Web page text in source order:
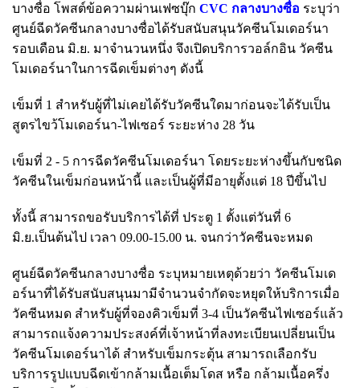
บางซื่อ โพสต์ข้อความผ่านเฟซบุ๊ก CVC กลางบางซื่อ ระบุว่า
ศูนย์ฉีดวัคซีนกลางบางซื่อได้รับสนับสนุนวัคซีนโมเดอร์นา
รอบเดือน มิ.ย. มาจำนวนหนึ่ง จึงเปิดบริการวอล์กอิน วัคซีน
โมเดอร์นาในการฉีดเข็มต่างๆ ดังนี้
เข็มที่ 1 สำหรับผู้ที่ไม่เคยได้รับวัคซีนใดมาก่อนจะได้รับเป็น
สูตรไขว้โมเดอร์นา-ไฟเซอร์ ระยะห่าง 28 วัน
เข็มที่ 2 - 5 การฉีดวัคซีนโมเดอร์นา โดยระยะห่างขึ้นกับชนิด
วัคซีนในเข็มก่อนหน้านี้ และเป็นผู้ที่มีอายุตั้งแต่ 18 ปีขึ้นไป
ทั้งนี้ สามารถขอรับบริการได้ที่ ประตู 1 ตั้งแต่วันที่ 6
มิ.ย.เป็นต้นไป เวลา 09.00-15.00 น. จนกว่าวัคซีนจะหมด
ศูนย์ฉีดวัคซีนกลางบางซื่อ ระบุหมายเหตุด้วยว่า วัคซีนโมเด
อร์นาที่ได้รับสนับสนุนมามีจำนวนจำกัดจะหยุดให้บริการเมื่อ
วัคซีนหมด สำหรับผู้ที่จองคิวเข็มที่ 3-4 เป็นวัคซีนไฟเซอร์แล้ว
สามารถแจ้งความประสงค์ที่เจ้าหน้าที่ลงทะเบียนเปลี่ยนเป็น
วัคซีนโมเดอร์นาได้ สำหรับเข็มกระตุ้น สามารถเลือกรับ
บริการรูปแบบฉีดเข้ากล้ามเนื้อเต็มโดส หรือ กล้ามเนื้อครึ่ง